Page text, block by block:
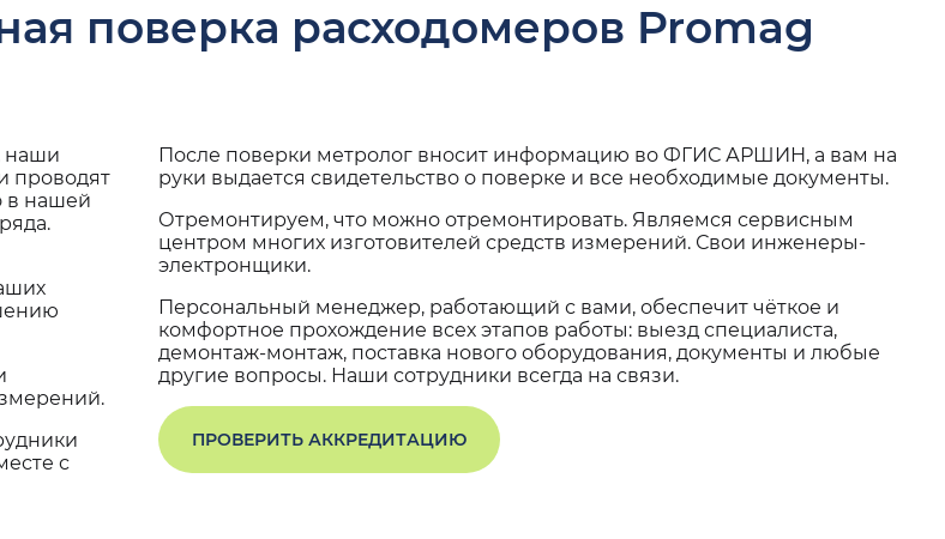
поверка расходомеров Promag
наши
проводят
в нашей
с
После поверки метролог вносит информацию во ФГИС АРШИН, а вам на
руки выдается свидетельство о поверке и все необходимые документы.
Отремонтируем, что можно отремонтировать. Являемся сервисным
центром многих изготовителей средств измерений. Свои инженеры-
электронщики.
Персональный менеджер, работающий с вами, обеспечит чёткое и
комфортное прохождение всех этапов работы: выезд специалиста,
демонтаж-монтаж, поставка нового оборудования, документы и любые
другие вопросы. Наши сотрудники всегда на связи.
ПРОВЕРИТЬ АККРЕДИТАЦИЮ